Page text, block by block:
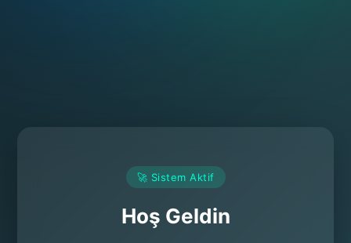
🚀 Sistem Aktif
Hoş Geldin